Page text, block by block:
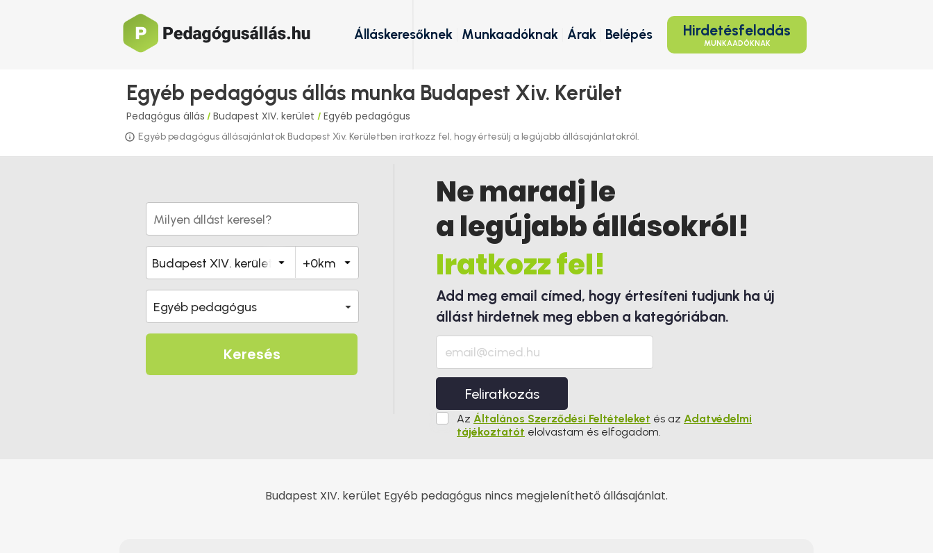
Hirdetésfeladás
MUNKAADÓKNAK
Belépés
Árak
Munkaadóknak
Álláskeresőknek
Egyéb pedagógus állás munka Budapest Xiv. Kerület
Pedagógus állás / Budapest XIV. kerület / Egyéb pedagógus
Egyéb pedagógus állásajánlatok Budapest Xiv. Kerületben iratkozz fel, hogy értesülj a legújabb állásajánlatokról.
Egyéb pedagógus
Keresés
Ne maradj le
a legújabb állásokról!
Iratkozz fel!
Add meg email címed, hogy értesíteni tudjunk ha új
állást hirdetnek meg ebben a kategóriában.
Feliratkozás
Az Általános Szerződési Feltételeket és az Adatvédelmi
tájékoztatót elolvastam és elfogadom.
Budapest XIV. kerület Egyéb pedagógus nincs megjeleníthető állásajánlat.